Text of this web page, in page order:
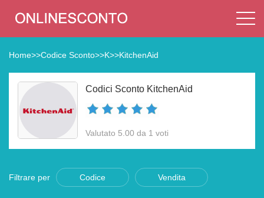
Home>>Codice Sconto>>K>>KitchenAid
Codici Sconto KitchenAid
Valutato 5.00 da 1 voti
Filtrare per Codice Vendita